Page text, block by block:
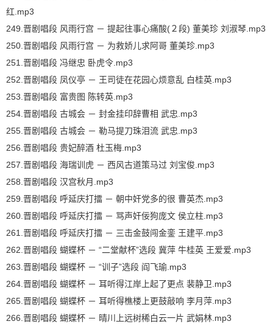
红.mp3
249.晋剧唱段 风雨行宫 － 提起往事心痛酸(２段) 董美珍 刘淑琴.mp3
250.晋剧唱段 风雨行宫 － 为救娇儿求阿哥 董美珍.mp3
251.晋剧唱段 冯继忠 卧虎令.mp3
252.晋剧唱段 凤仪亭 － 王司徒在花园心烦意乱 白桂英.mp3
253.晋剧唱段 富贵图 陈转英.mp3
254.晋剧唱段 古城会 － 封金挂印辞曹相 武忠.mp3
255.晋剧唱段 古城会 － 勒马提刀珠泪流 武忠.mp3
256.晋剧唱段 贵妃醉酒 杜玉梅.mp3
257.晋剧唱段 海瑞训虎 － 西风古道策马过 刘宝俊.mp3
258.晋剧唱段 汉宫秋月.mp3
259.晋剧唱段 呼延庆打擂 － 朝中奸党多的很 曹英杰.mp3
260.晋剧唱段 呼延庆打擂 － 骂声奸佞狗庞文 侯立柱.mp3
261.晋剧唱段 呼延庆打擂 － 三击金鼓闯金銮 王建平.mp3
262.晋剧唱段 蝴蝶杯 － “二堂献杯”选段 冀萍 牛桂英 王爱爱.mp3
263.晋剧唱段 蝴蝶杯 － “训子”选段 阎飞瑜.mp3
264.晋剧唱段 蝴蝶杯 － 耳听得江岸上起了更点 裴静卫.mp3
265.晋剧唱段 蝴蝶杯 － 耳听得樵楼上更鼓敲响 李月萍.mp3
266.晋剧唱段 蝴蝶杯 － 晴川上远树稀白云一片 武娟林.mp3